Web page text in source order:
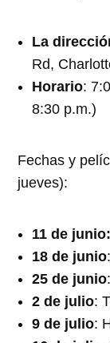
La
Rd,
Horario:
8:30 p.m.)
Fechas y
jueves):
11 de junio:
18 de junio
25 de junio
2 de julio:
9 de julio: